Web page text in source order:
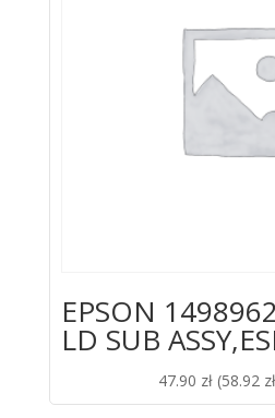
EPSON
LD SUB
47.90 zł (58.92 zł